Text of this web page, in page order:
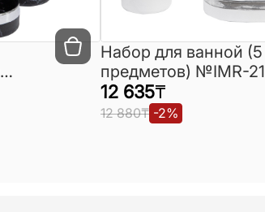
Набор для ванной (5
предметов) №IMR-21
(Турция)
12 635₸
12 880₸ -2%